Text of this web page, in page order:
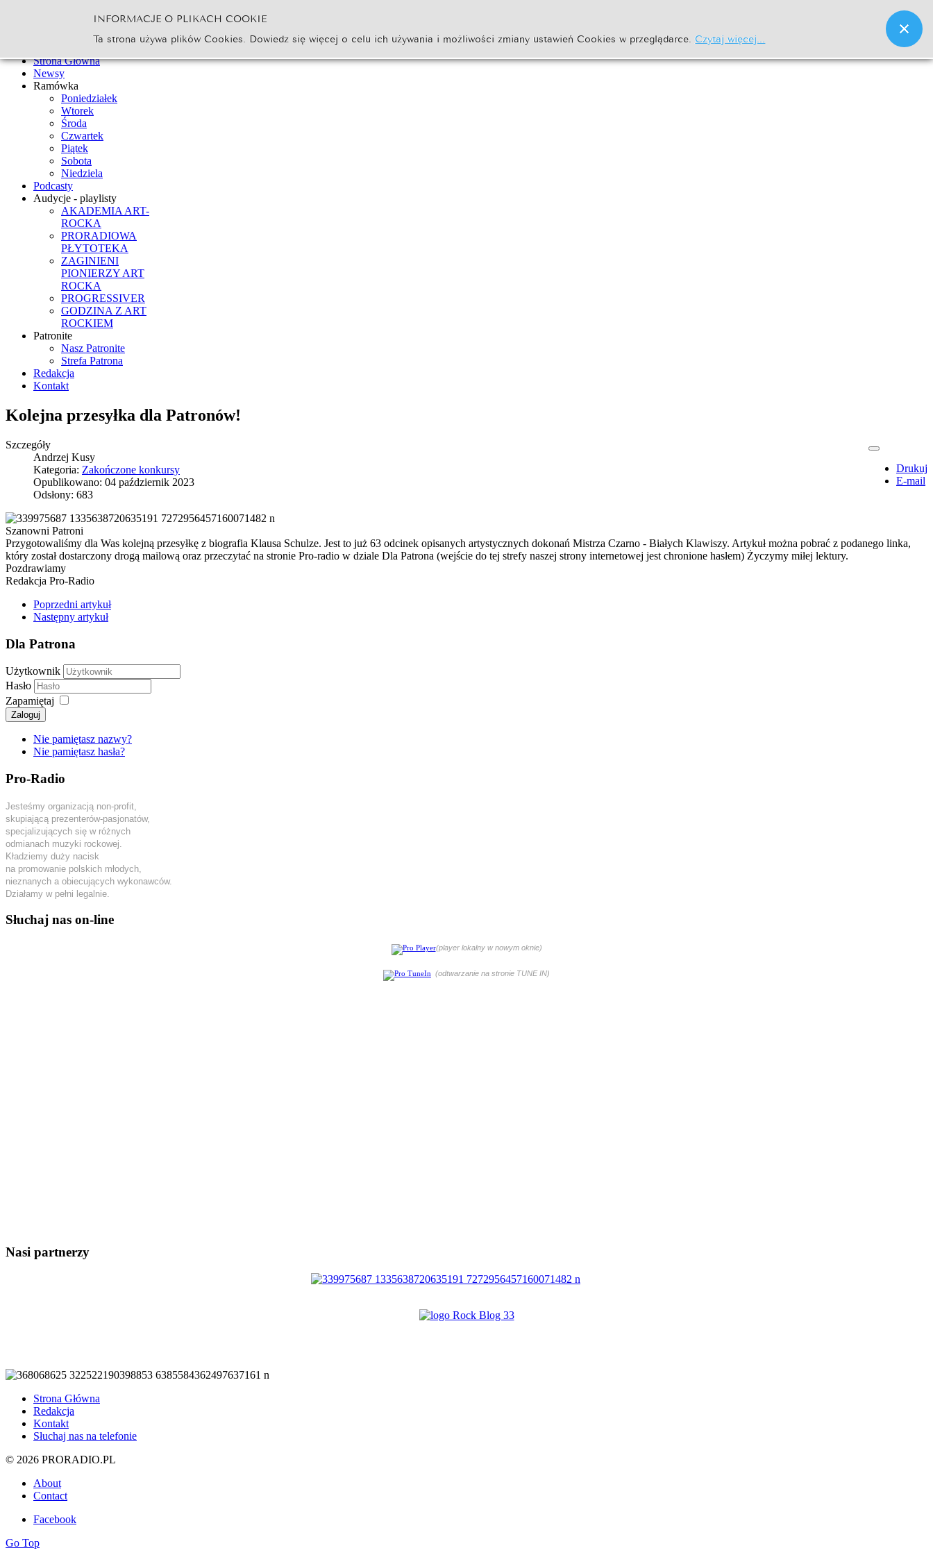
Go
Strona Główna
Newsy
Ramówka
Poniedziałek
Wtorek
Środa
Czwartek
Piątek
Sobota
Niedziela
Podcasty
Audycje - playlisty
AKADEMIA ART-
ROCKA
PRORADIOWA
PŁYTOTEKA
ZAGINIENI
PIONIERZY ART
ROCKA
PROGRESSIVER
GODZINA Z ART
ROCKIEM
Patronite
Nasz Patronite
Strefa Patrona
Redakcja
Kontakt
Kolejna przesyłka dla Patronów!
Drukuj
E-mail
Szczegóły
Andrzej Kusy
Kategoria: Zakończone konkursy
Opublikowano: 04 październik 2023
Odsłony: 683
Szanowni Patroni
Przygotowaliśmy dla Was kolejną przesyłkę z biografia Klausa Schulze. Jest to już 63 odcinek opisanych artystycznych dokonań Mistrza Czarno - Białych Klawiszy. Artykuł można pobrać z podanego linka,
który został dostarczony drogą mailową oraz przeczytać na stronie Pro-radio w dziale Dla Patrona (wejście do tej strefy naszej strony internetowej jest chronione hasłem) Życzymy miłej lektury.
Pozdrawiamy
Redakcja Pro-Radio
Poprzedni artykuł
Następny artykuł
Dla Patrona
Użytkownik
Hasło
Zapamiętaj
Zaloguj
Nie pamiętasz nazwy?
Nie pamiętasz hasła?
Pro-Radio
Jesteśmy organizacją non-profit,
skupiającą prezenterów-pasjonatów,
specjalizujących się w różnych
odmianach muzyki rockowej.
Kładziemy duży nacisk
na promowanie polskich młodych,
nieznanych a obiecujących wykonawców.
Działamy w pełni legalnie.
Słuchaj nas on-line
(player lokalny w nowym oknie)
(odtwarzanie na stronie TUNE IN)
Nasi partnerzy
Strona Główna
Redakcja
Kontakt
Słuchaj nas na telefonie
© 2026 PRORADIO.PL
About
Contact
Facebook
Go Top
INFORMACJE O PLIKACH COOKIE
Ta strona używa plików Cookies. Dowiedz się więcej o celu ich używania i możliwości zmiany ustawień Cookies w przeglądarce.Czytaj więcej...